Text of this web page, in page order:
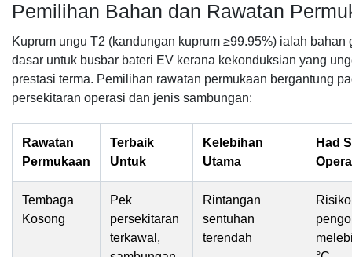
Pemilihan Bahan dan Rawatan
Kuprum ungu T2 (kandungan kuprum ≥99.95%) ialah bahan
dasar untuk busbar bateri EV kerana kekonduksian yang
prestasi terma. Pemilihan rawatan permukaan bergantung
persekitaran operasi dan jenis sambungan:
Rawatan
Permukaan
Terbaik
Untuk
Kelebihan
Utama
Had
Tembaga
Kosong
Pek
persekitaran
terkawal,
Rintangan
sentuhan
terendah
Risiko